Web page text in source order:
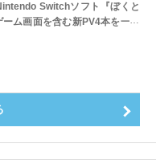
Switchソフト『ぼくと
ム画面を含む新PV4本を一挙